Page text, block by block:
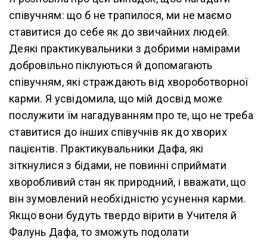
співучням: що б не трапилося, ми не маємо
ставитися до себе як до звичайних людей.
Деякі практикувальники з добрими намірами
добровільно піклуються й допомагають
співучням, які страждають від хвороботворної
карми. Я усвідомила, що мій досвід може
послужити їм нагадуванням про те, що не треба
ставитися до інших співучнів як до хворих
пацієнтів. Практикувальники Дафа, які
зіткнулися з бідами, не повинні сприймати
хворобливий стан як природний, і вважати, що
він зумовлений необхідністю усунення карми.
Якщо вони будуть твердо вірити в Учителя й
Фалунь Дафа, то зможуть подолати